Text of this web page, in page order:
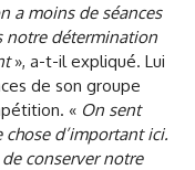
a moins de séances
notre détermination
», a-t-il expliqué. Lui
de son groupe
« On sent
d’important ici.
de conserver notre